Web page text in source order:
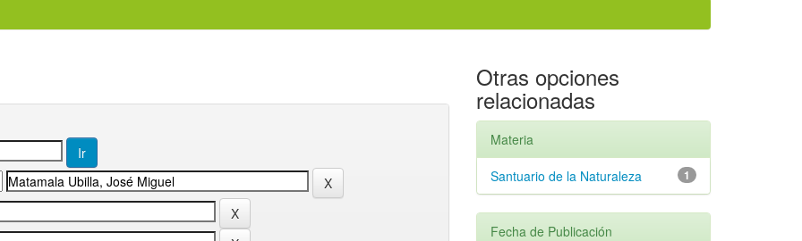
Otras opciones
relacionadas
Materia
1
Santuario de la Naturaleza
Fecha de Publicación